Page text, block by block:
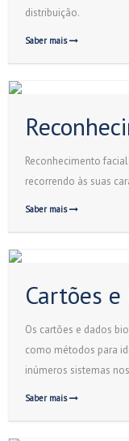
distribuição.
Saber mais
Reconhecimento
recorrendo às suas
Saber mais
Cartões
Os cartões e dados
como métodos para
inúmeros sistemas
Saber mais